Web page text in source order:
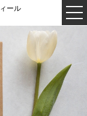
ール